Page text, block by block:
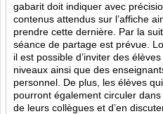
gabarit doit indiquer avec
contenus attendus sur l’affiche
prendre cette dernière. Par la
séance de partage est prévue.
il est possible d’inviter des
niveaux ainsi que des
personnel. De plus, les élèves
pourront également circuler
de leurs collègues et d’en